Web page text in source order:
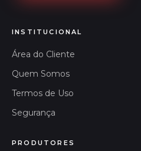
INSTITUCIONAL
Área do Cliente
Quem Somos
Termos de Uso
Segurança
PRODUTORES